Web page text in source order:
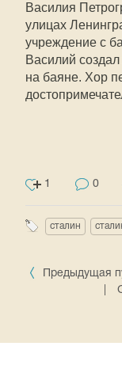
Василия
улицах
учреждение с
Василий
на баяне. Хор
1 0
сталин
Предыдущая